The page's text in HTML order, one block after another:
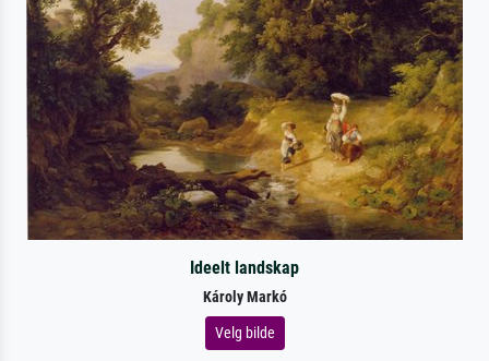
Ideelt landskap
Károly Markó
Velg bilde